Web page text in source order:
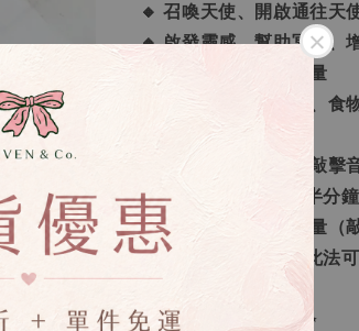
🔸 召喚天使、開啟通往天
🔸 啟發靈感、幫助冥想、
🔸 淨化空間的負面能量
🔸 淨化動植物、物品、食
🔸 淨化個人氣場
🔸 淨化並啟動水晶（敲
淨化的水晶體，持續半分鐘
🔸 增強水晶的療癒能量（
出的能量就會加乘。此法
✨天使音叉使用方式✨